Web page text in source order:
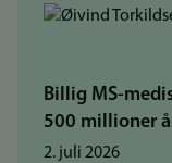
Billig MS-
500 millioner
2. juli 2026